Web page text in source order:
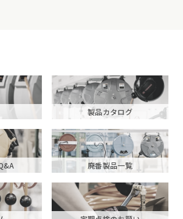
製品カタログ
廃番製品一覧